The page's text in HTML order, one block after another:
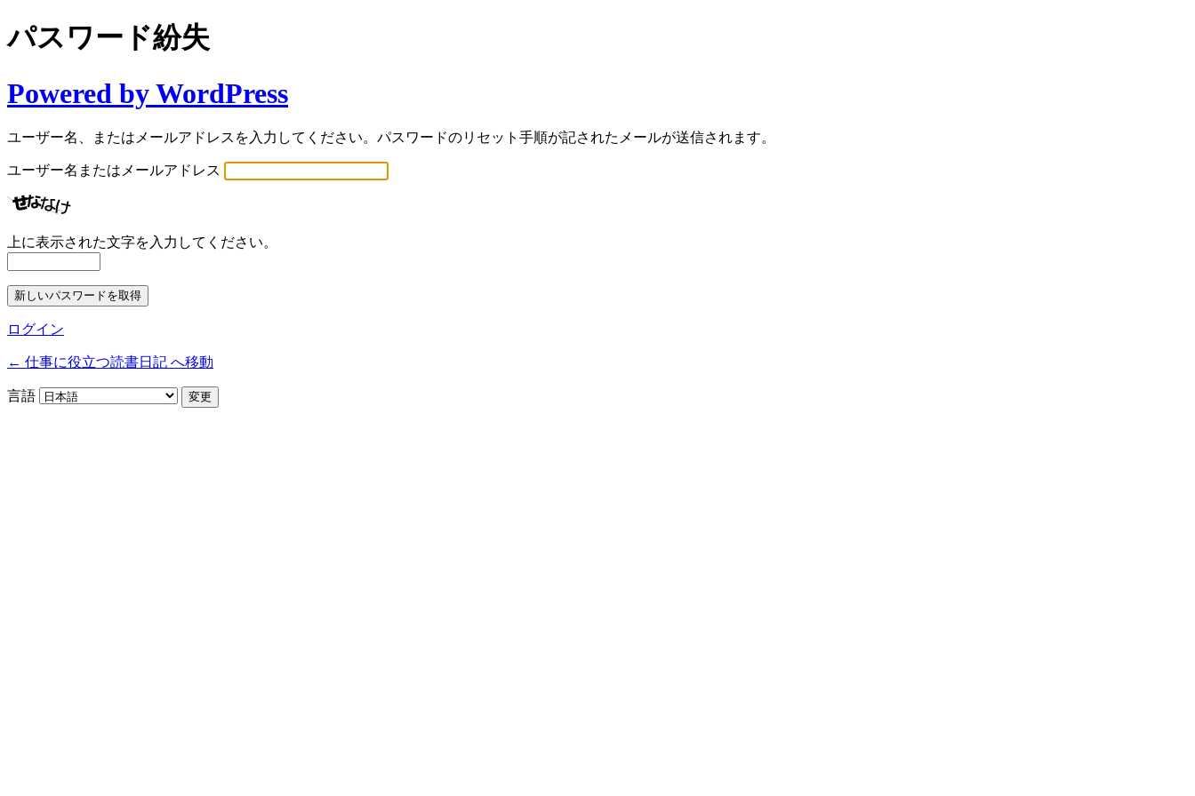
パスワード紛失
Powered by WordPress
ユーザー名、またはメールアドレスを入力してください。パスワードのリセット手順が記されたメールが送信されます。
ユーザー名またはメールアドレス
上に表示された文字を入力してください。
ログイン
← 仕事に役立つ読書日記 へ移動
言語